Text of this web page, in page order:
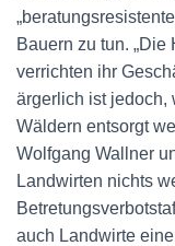
Bauern zu tun.
verrichten ihr
ärgerlich ist jedoch,
Wäldern entsorgt
Wolfgang Wallner
Landwirten nichts
auch Landwirte